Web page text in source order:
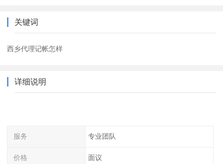
关键词
西乡代理记帐怎样
详细说明
服务 专业团队
价格 面议